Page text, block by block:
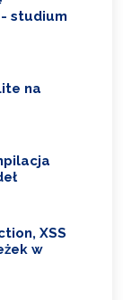
studium
na
XSS
w